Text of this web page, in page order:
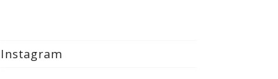
Instagram